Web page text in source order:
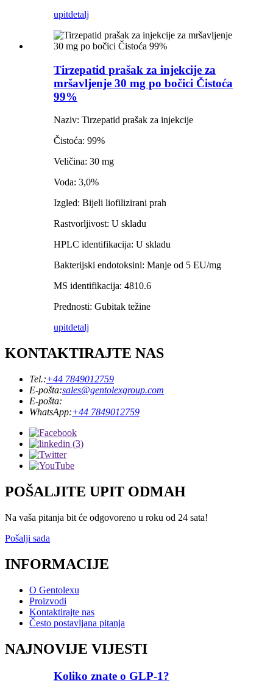
upitdetalj
Tirzepatid prašak za injekcije za
mršavljenje 30 mg po bočici Čistoća
99%
Naziv: Tirzepatid prašak za injekcije
Čistoća: 99%
Veličina: 30 mg
Voda: 3,0%
Izgled: Bijeli liofilizirani prah
Rastvorljivost: U skladu
HPLC identifikacija: U skladu
Bakterijski endotoksini: Manje od 5 EU/mg
MS identifikacija: 4810.6
Prednosti: Gubitak težine
upitdetalj
KONTAKTIRAJTE NAS
Tel.:+44 7849012759
E-pošta:sales@gentolexgroup.com
E-pošta:
WhatsApp:+44 7849012759
POŠALJITE UPIT ODMAH
Na vaša pitanja bit će odgovoreno u roku od 24 sata!
Pošalji sada
INFORMACIJE
O Gentolexu
Proizvodi
Kontaktirajte nas
Često postavljana pitanja
NAJNOVIJE VIJESTI
Koliko znate o GLP-1?